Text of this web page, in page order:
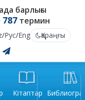
барлығы
787термин
/Рус/Eng
Қараңғы
Кітаптар